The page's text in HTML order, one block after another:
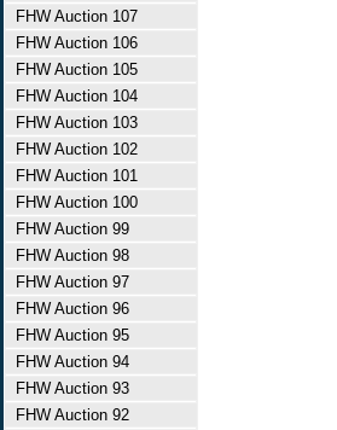
FHW Auction 107
FHW Auction 106
FHW Auction 105
FHW Auction 104
FHW Auction 103
FHW Auction 102
FHW Auction 101
FHW Auction 100
FHW Auction 99
FHW Auction 98
FHW Auction 97
FHW Auction 96
FHW Auction 95
FHW Auction 94
FHW Auction 93
FHW Auction 92